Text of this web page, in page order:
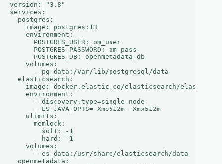
version: "3.8"
services:
  postgres:
    image: postgres:13
    environment:
      POSTGRES_USER: om_user
      POSTGRES_PASSWORD: om_pass
      POSTGRES_DB: openmetadata_db
    volumes:
      - pg_data:/var/lib/postgresql/data
  elasticsearch:
image: docker.elastic.co/elasticsearch/
    environment:
      - discovery.type=single-node
      - ES_JAVA_OPTS=-Xms512m -Xmx512m
    ulimits:
      memlock:
        soft: -1
        hard: -1
    volumes:
      - es_data:/usr/share/elasticsearch/data
  openmetadata: